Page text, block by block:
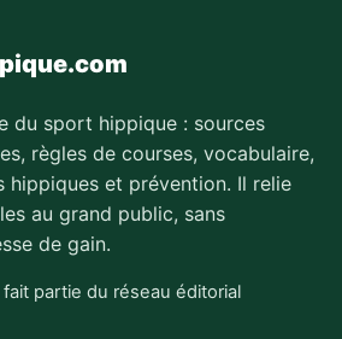
du sport hippique : sources
règles de courses, vocabulaire,
hippiques et prévention. Il relie
au grand public, sans
de gain.
partie du réseau éditorial